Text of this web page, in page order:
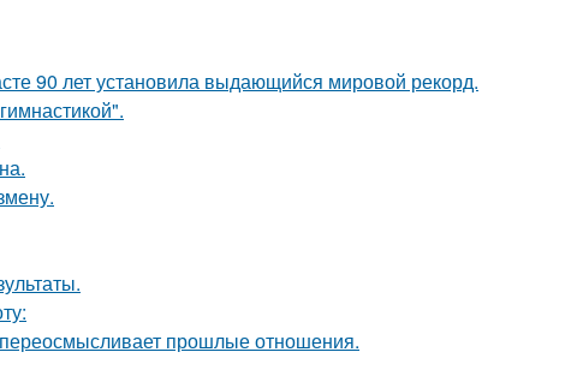
90 лет установила выдающийся мировой рекорд.
прошлые отношения.